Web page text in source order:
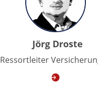
Jörg Droste
Ressortleiter